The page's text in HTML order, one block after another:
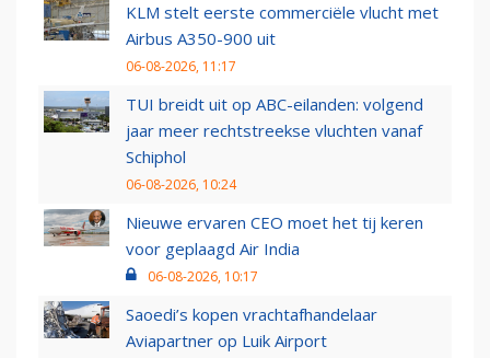
KLM stelt eerste commerciële vlucht met
Airbus A350-900 uit
06-08-2026, 11:17
TUI breidt uit op ABC-eilanden: volgend
jaar meer rechtstreekse vluchten vanaf
Schiphol
06-08-2026, 10:24
Nieuwe ervaren CEO moet het tij keren
voor geplaagd Air India
06-08-2026, 10:17
Saoedi’s kopen vrachtafhandelaar
Aviapartner op Luik Airport